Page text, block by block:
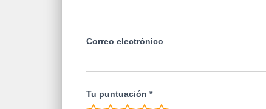
Correo electrónico
Tu puntuación *